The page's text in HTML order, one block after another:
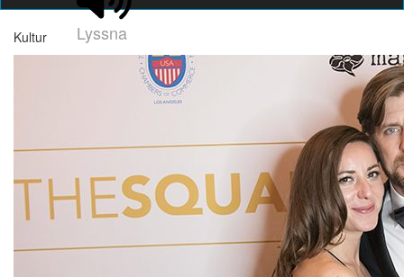
Lyssna
Kultur